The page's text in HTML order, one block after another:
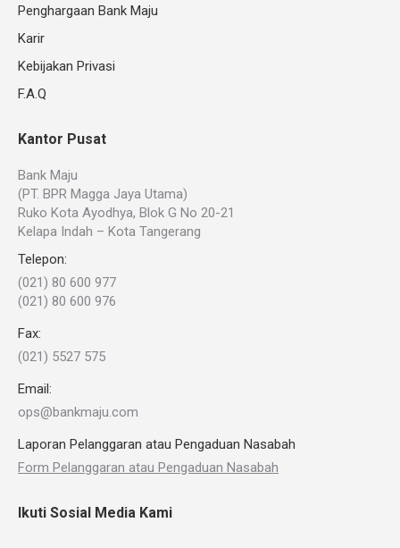
Penghargaan Bank Maju
Karir
Kebijakan Privasi
F.A.Q
Kantor Pusat
Bank Maju
(PT. BPR Magga Jaya Utama)
Ruko Kota Ayodhya, Blok G No 20-21
Kelapa Indah – Kota Tangerang
Telepon:
(021) 80 600 977
(021) 80 600 976
Fax:
(021) 5527 575
Email:
ops@bankmaju.com
Laporan Pelanggaran atau Pengaduan Nasabah
Form Pelanggaran atau Pengaduan Nasabah
Ikuti Sosial Media Kami